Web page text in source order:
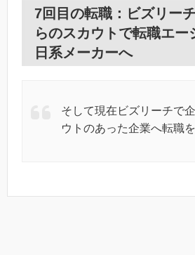
7回目の転職：ビズリー
らのスカウトで転職エー
日系メーカーへ
そして現在ビズリーチで
ウトのあった企業へ転職を